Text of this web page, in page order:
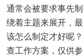
通常会被要求事先
绕着主题来展开，
该怎么制定才好呢
查工作方案，仅供